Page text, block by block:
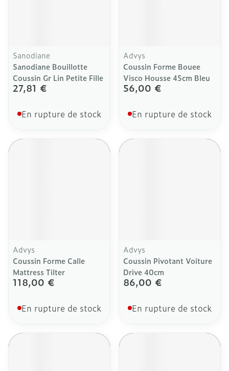
Sanodiane
Sanodiane Bouillotte
Coussin Gr Lin Petite Fille
27,81 €
En rupture de stock
Advys
Coussin Forme Bouee
Visco Housse 45cm Bleu
56,00 €
En rupture de stock
Advys
Coussin Forme Calle
Mattress Tilter
118,00 €
En rupture de stock
Advys
Coussin Pivotant Voiture
Drive 40cm
86,00 €
En rupture de stock